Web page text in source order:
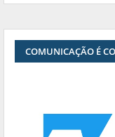
COMUNICAÇÃO É